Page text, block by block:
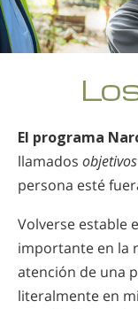
El programa
llamados objetivos
persona esté
Volverse estable
importante en la
atención de una
literalmente en